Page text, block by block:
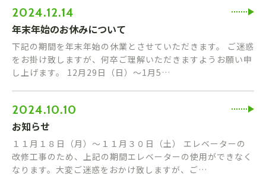
2024.12.14
年末年始のお休みについて
下記の期間を年末年始の休業とさせていただきます。 ご迷惑
をお掛け致しますが、何卒ご理解いただきますようお願い申
し上げます。 12月29日（日）～1月5…
2024.10.10
お知らせ
１１月１８日（月）～１１月３０日（土） エレベーターの
改修工事のため、上記の期間エレベーターの使用ができなく
なります。大変ご迷惑をおかけ致しますが、ご…